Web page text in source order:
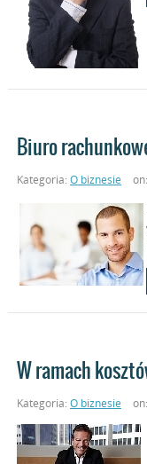
Biuro
Kategoria: O biznesie
W ramach
Kategoria: O biznesie